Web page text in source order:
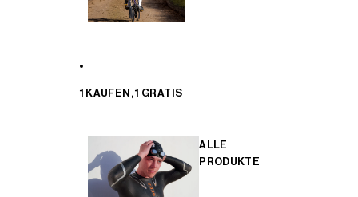
1 KAUFEN, 1 GRATIS
ALLE
PRODUKTE